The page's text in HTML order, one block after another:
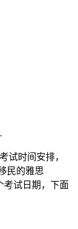
试时间安排，
民的雅思
考试日期，下面